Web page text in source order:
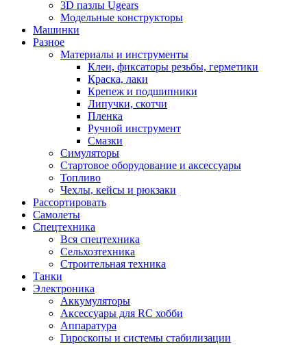
3D пазлы Ugears
Модельные конструкторы
Машинки
Разное
Материалы и инструменты
Клеи, фиксаторы резьбы, герметики
Краска, лаки
Крепеж и подшипники
Липучки, скотчи
Пленка
Ручной инструмент
Смазки
Симуляторы
Стартовое оборудование и аксессуары
Топливо
Чехлы, кейсы и рюкзаки
Рассортировать
Самолеты
Спецтехника
Вся спецтехника
Сельхозтехника
Строительная техника
Танки
Электроника
Аккумуляторы
Аксессуары для RC хобби
Аппаратура
Гироскопы и системы стабилизации